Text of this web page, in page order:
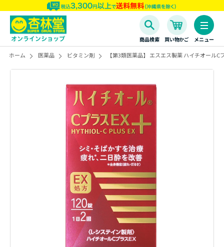
商品検索 買い物かご メニュー
ホーム 医薬品 ビタミン剤 【第3類医薬品】 エスエス製薬 ハイチオールC